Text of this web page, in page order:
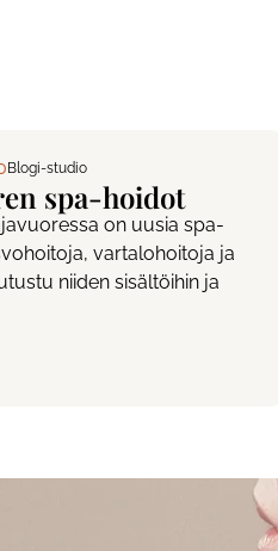
Blogi-studio
spa-hoidot
on uusia spa-
vartalohoitoja ja
niiden sisältöihin ja